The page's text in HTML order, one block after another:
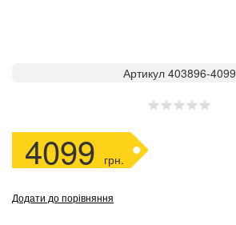
Артикул 403896-4099
4099 грн.
Додати до порівняння